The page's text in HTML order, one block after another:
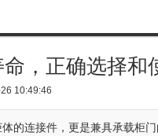
，正确选择和
10:49:46
的连接件，更是兼具承载柜